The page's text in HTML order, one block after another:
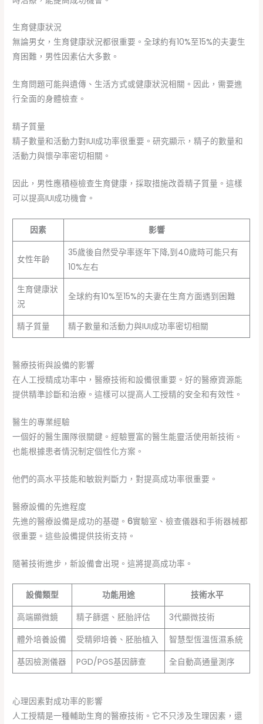
生育健康狀況
無論男女，生育健康狀況都很重要。全球約有10%至15%的夫妻生
育困難，男性因素佔大多數。
生育問題可能與遺傳、生活方式或健康狀況相關。因此，需要進
行全面的身體檢查。
精子質量
精子數量和活動力對IUI成功率很重要。研究顯示，精子的數量和
活動力與懷孕率密切相關。
因此，男性應積極檢查生育健康，採取措施改善精子質量。這樣
可以提高IUI成功機會。
因素 影響
女性年齡
35歲後自然受孕率逐年下降,到40歲時可能只有
10%左右
生育健康狀
況
全球約有10%至15%的夫妻在生育方面遇到困難
精子質量 精子數量和活動力與IUI成功率密切相關
醫療技術與設備的影響
在人工授精成功率中，醫療技術和設備很重要。好的醫療資源能
提供精準診斷和治療。這樣可以提高人工授精的安全和有效性。
醫生的專業經驗
一個好的醫生團隊很關鍵。經驗豐富的醫生能靈活使用新技術。
也能根據患者情況制定個性化方案。
他們的高水平技能和敏銳判斷力，對提高成功率很重要。
醫療設備的先進程度
先進的醫療設備是成功的基礎。6實驗室、檢查儀器和手術器械都
很重要。這些設備提供技術支持。
隨著技術進步，新設備會出現。這將提高成功率。
設備類型 功能用途
技術水平
高端顯微鏡
精子篩選、胚胎評估
3代顯微技術
體外培養設備
受精卵培養、胚胎植入
智慧型恆溫恆濕系統
基因檢測儀器
PGD/PGS基因篩查 全自動高通量測序
心理因素對成功率的影響
人工授精是一種輔助生育的醫療技術。它不只涉及生理因素，還